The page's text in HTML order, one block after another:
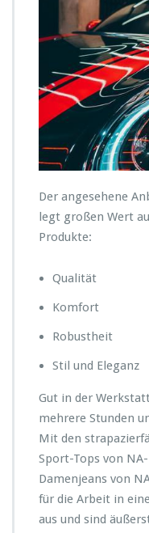
Der angesehene
legt großen Wert
Produkte:
Qualität
Komfort
Robustheit
Stil und Eleganz
Gut in der
mehrere Stunden
Mit den
Sport-Tops von
Damenjeans von
für die Arbeit in
aus und sind